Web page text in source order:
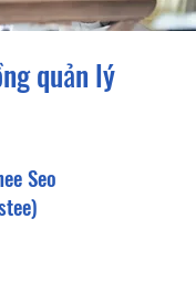
quản lý
Seo